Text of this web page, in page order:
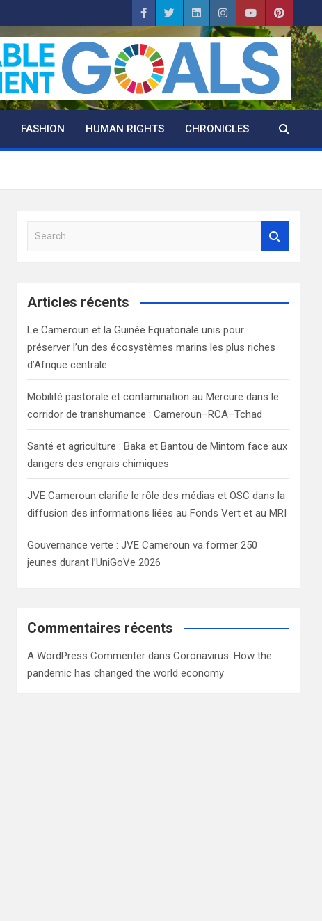
FASHION HUMAN RIGHTS CHRONICLES
a
c
Articles récents
Le Cameroun et la Guinée Equatoriale unis pour
préserver l’un des écosystèmes marins les plus riches
d’Afrique centrale
Mobilité pastorale et contamination au Mercure dans le
corridor de transhumance : Cameroun–RCA–Tchad
Santé et agriculture : Baka et Bantou de Mintom face aux
dangers des engrais chimiques
JVE Cameroun clarifie le rôle des médias et OSC dans la
diffusion des informations liées au Fonds Vert et au MRI
Gouvernance verte : JVE Cameroun va former 250
jeunes durant l’UniGoVe 2026
Commentaires récents
A WordPress Commenter dansCoronavirus: How the
pandemic has changed the world economy